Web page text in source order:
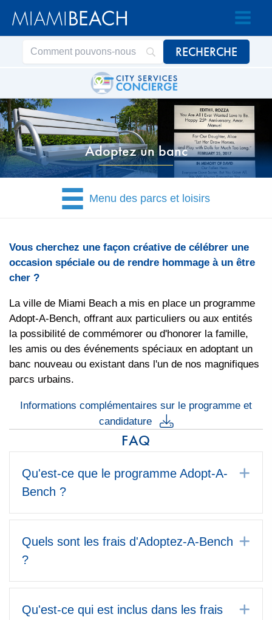
Passer
contenu
Passer
contenu
Adoptez un banc
Menu des parcs et loisirs
Vous cherchez une façon créative de célébrer une
occasion spéciale ou de rendre hommage à un être
cher ?
La ville de Miami Beach a mis en place un programme
Adopt-A-Bench, offrant aux particuliers ou aux entités
la possibilité de commémorer ou d'honorer la famille,
les amis ou des événements spéciaux en adoptant un
banc nouveau ou existant dans l'un de nos magnifiques
parcs urbains.
Informations complémentaires sur le programme et
candidature
FAQ
Qu'est-ce que le programme Adopt-A-
Bench ?
Quels sont les frais d'Adoptez-A-Bench
?
Qu'est-ce qui est inclus dans les frais